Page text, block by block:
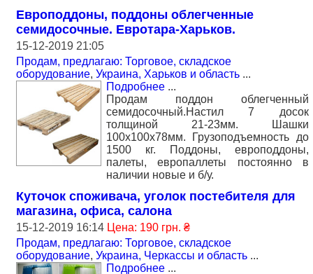
Европоддоны, поддоны облегченные
семидосочные. Евротара-Харьков.
15-12-2019 21:05
Продам, предлагаю: Торговое, складское
оборудование, Украина, Харьков и область ...
Подробнее ...
Продам поддон облегченный
семидосочный.Настил 7 досок
толщиной 21-23мм. Шашки
100х100х78мм. Грузоподъемность до
1500 кг. Поддоны, европоддоны,
палеты, европаллеты постоянно в
наличии новые и б/у.
Куточок споживача, уголок постебителя для
магазина, офиса, салона
15-12-2019 16:14 Цена: 190 грн. ₴
Продам, предлагаю: Торговое, складское
оборудование, Украина, Черкассы и область ...
Подробнее ...